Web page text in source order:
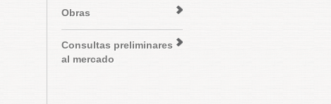
Obras
Consultas preliminares
al mercado